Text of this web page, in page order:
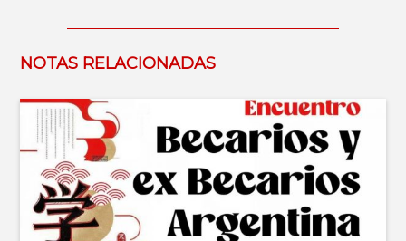
NOTAS RELACIONADAS